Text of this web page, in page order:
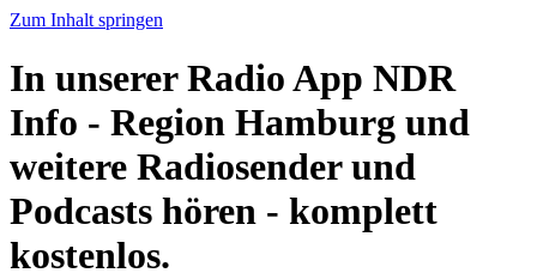
Zum Inhalt springen
In unserer Radio App NDR
Info - Region Hamburg und
weitere Radiosender und
Podcasts hören - komplett
kostenlos.